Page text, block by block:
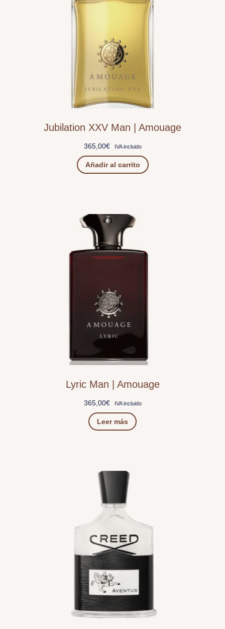
Jubilation XXV Man | Amouage
365,00€ IVA incluido
Añadir al carrito
Lyric Man | Amouage
365,00€ IVA incluido
Leer más